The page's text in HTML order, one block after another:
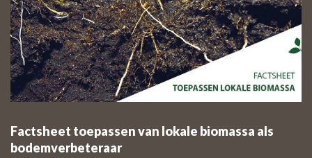
Factsheet toepassen van lokale biomassa als
bodemverbeteraar